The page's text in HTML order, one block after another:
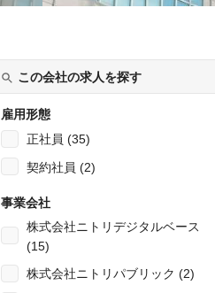
この会社の求人を探す
雇用形態
正社員 (35)
契約社員 (2)
事業会社
株式会社ニトリデジタルベース
(15)
株式会社ニトリパブリック (2)